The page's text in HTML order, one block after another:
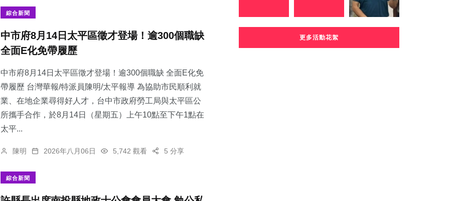
綜合新聞
中市府8月14日太平區徵才登場！逾300個職缺
全面E化免帶履歷
中市府8月14日太平區徵才登場！逾300個職缺 全面E化免
帶履歷 台灣華報/特派員陳明/太平報導 為協助市民順利就
業、在地企業尋得好人才，台中市政府勞工局與太平區公
所攜手合作，於8月14日（星期五）上午10點至下午1點在
太平...
陳明 2026年八月06日 5,742 觀看 5 分享
綜合新聞
更多活動花絮